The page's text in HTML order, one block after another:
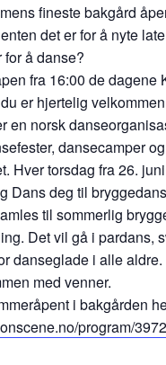
fineste bakgård
det er for å nyte
å danse?
fra 16:00 de dagene
er hjertelig
en norsk
dansecamper
Hver torsdag fra 26.
Dans deg til
til sommerlig
Det vil gå i pardans,
danseglade i alle
med venner.
i bakgården
program/